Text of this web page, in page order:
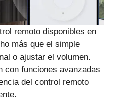
remoto disponibles en
más que el simple
o ajustar el volumen.
con funciones avanzadas
del control remoto